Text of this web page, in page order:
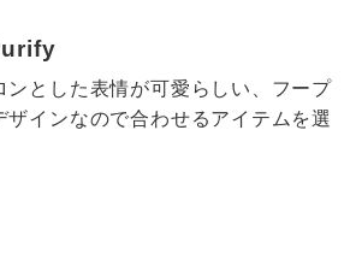
ンとした表情が可愛らしい、フープ
ザインなので合わせるアイテムを選